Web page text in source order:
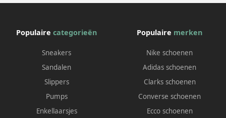
Populaire categorieën
Sneakers
Sandalen
Slippers
Pumps
Enkellaarsjes
Populaire merken
Nike schoenen
Adidas schoenen
Clarks schoenen
Converse schoenen
Ecco schoenen